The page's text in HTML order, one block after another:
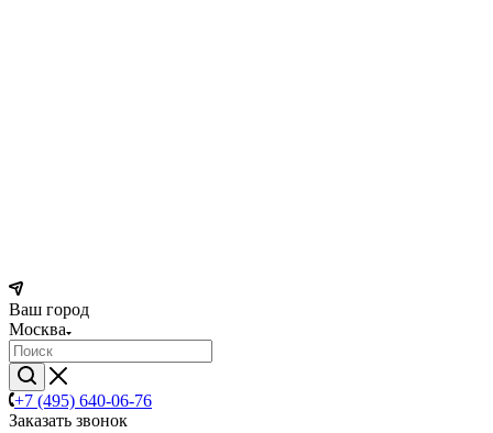
Ваш город
Москва
+7 (495) 640-06-76
Заказать звонок